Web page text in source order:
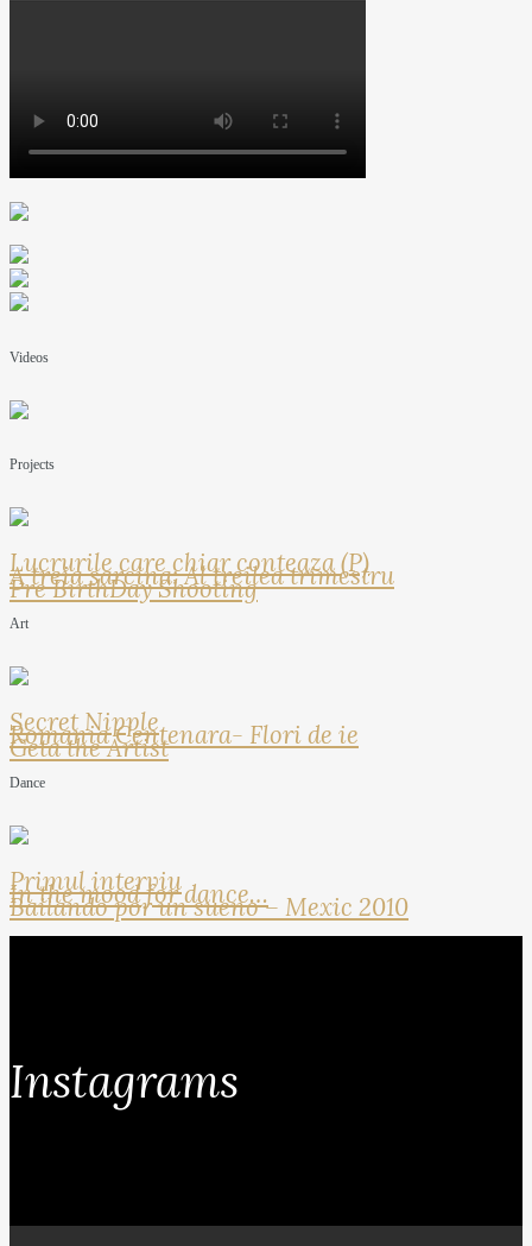
Videos
Projects
Lucrurile care chiar conteaza (P)
A treia sarcina: Al treilea trimestru
Pre BirthDay Shooting
Art
Secret Nipple
Romania Centenara- Flori de ie
Geta the Artist
Dance
Primul interviu
In the mood for dance…
Bailando por un sueno – Mexic 2010
Instagrams